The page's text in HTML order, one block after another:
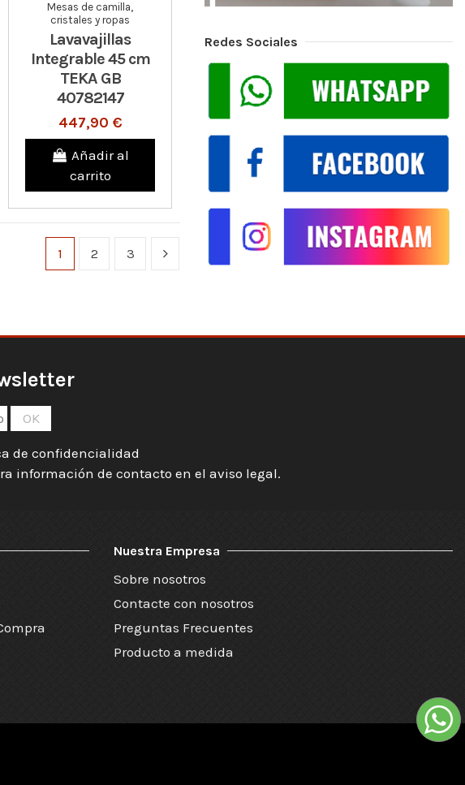
Mesas de camilla,
cristales y ropas
Lavavajillas
Integrable 45 cm
TEKA GB
40782147
447,90 €
Añadir al
carrito
1 2 3
Redes Sociales
de confidencialidad
información de contacto en el aviso legal.
Nuestra Empresa
Sobre nosotros
Contacte con nosotros
Preguntas Frecuentes
Producto a medida